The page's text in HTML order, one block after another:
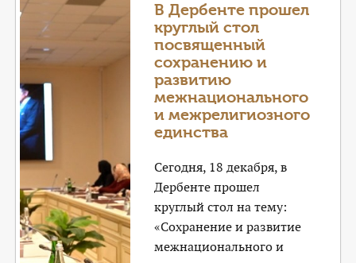
В Дербенте прошел
круглый стол
посвященный
сохранению и
развитию
межнационального
и межрелигиозного
единства
Сегодня, 18 декабря, в
Дербенте прошел
круглый стол на тему:
«Сохранение и развитие
межнационального и